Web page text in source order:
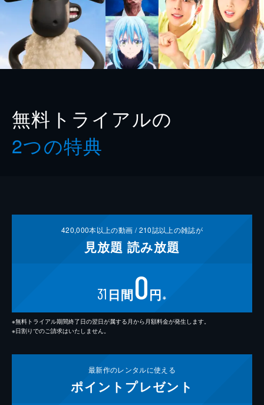
無料トライアルの
2つの特典
420,000本以上の動画 /210誌以上の雑誌が
見放題 読み放題
31 日間0円 ※
※無料トライアル期間終了日の翌日が属する月から月額料金が発生します。
※日割りでのご請求はいたしません。
最新作のレンタルに使える
ポイント プレゼント